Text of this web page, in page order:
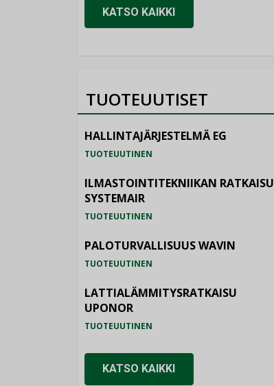
KATSO KAIKKI
TUOTEUUTISET
HALLINTAJÄRJESTELMÄ EG
TUOTEUUTINEN
ILMASTOINTITEKNIIKAN RATKAISU
SYSTEMAIR
TUOTEUUTINEN
PALOTURVALLISUUS WAVIN
TUOTEUUTINEN
LATTIALÄMMITYSRATKAISU
UPONOR
TUOTEUUTINEN
KATSO KAIKKI